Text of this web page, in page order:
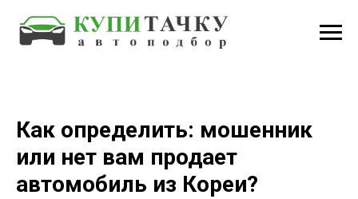
Как определить: мошенник
или нет вам продает
автомобиль из Кореи?